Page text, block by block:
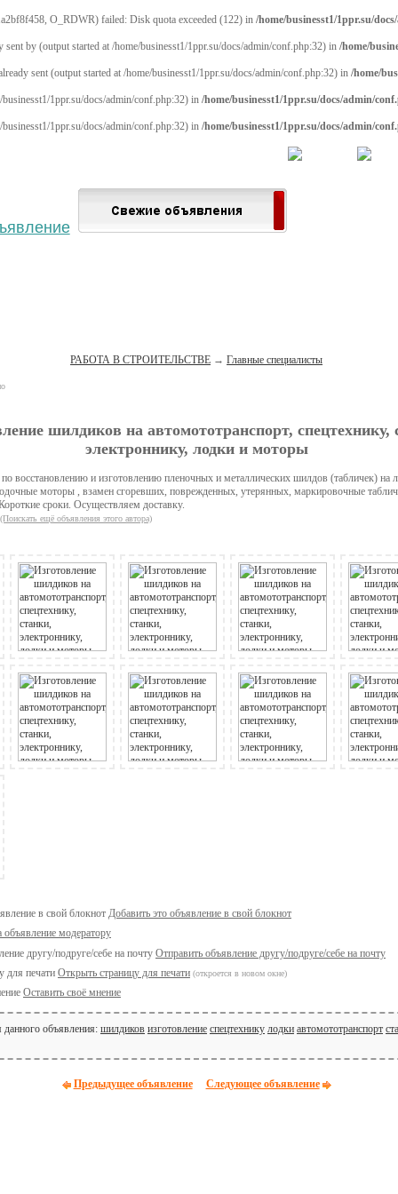
O_RDWR) failed: Disk quota exceeded (122) in /home/businesst1/1ppr.su/
sent by (output started at /home/businesst1/1ppr.su/docs/admin/conf.php:32) in /home/
sent (output started at /home/businesst1/1ppr.su/docs/admin/conf.php:32) in /home/
1ppr.su/docs/admin/conf.php:32) in /home/businesst1/1ppr.su/docs/admin/
1ppr.su/docs/admin/conf.php:32) in /home/businesst1/1ppr.su/docs/admin/
РАБОТА В СТРОИТЕЛЬСТВЕ →Главные специалисты
шилдиков на автомототранспорт, спецтехнику,
электроннику, лодки и моторы
восстановлению и изготовлению пленочных и металлических шилдов (табличек) на
моторы , взамен сгоревших, поврежденных, утерянных, маркировочные
сроки. Осуществляем доставку.
(Поискать ещё объявления этого автора)
Добавить это объявление в свой блокнот
объявление модератору
Отправить объявление другу/подруге/себе на почту
Открыть страницу для печати (откроется в новом окне)
Оставить своё мнение
объявления: шилдиков изготовление спецтехнику лодки автомототранспорт
Предыдущее объявление Следующее объявление